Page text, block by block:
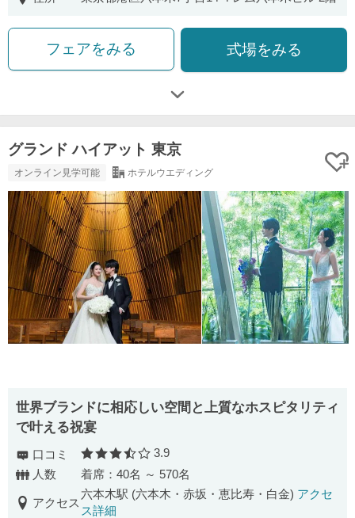
フェアをみる 式場をみる
グランド ハイアット 東京
オンライン見学可能 ホテルウエディング
世界ブランドに相応しい空間と上質なホスピタリティ
で叶える祝宴
口コミ 口コミ評価
3.9
人数
着席：40名 ～ 570名
アクセス
六本木駅 (六本木・赤坂・恵比寿・白金) アクセ
ス詳細